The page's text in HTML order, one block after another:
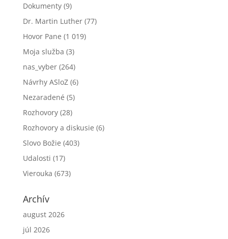
Dokumenty(9)
Dr. Martin Luther(77)
Hovor Pane (1 019)
Moja služba (3)
nas_vyber(264)
Návrhy ASloZ(6)
Nezaradené (5)
Rozhovory(28)
Rozhovory a diskusie (6)
Slovo Božie (403)
Udalosti (17)
Vierouka (673)
Archív
august 2026
júl 2026